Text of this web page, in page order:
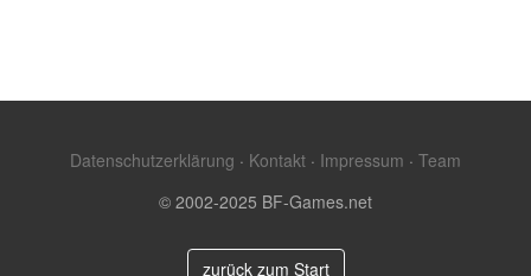
Datenschutzerklärung · Kontakt · Impressum · Team
© 2002-2025 BF-Games.net
zurück zum Start